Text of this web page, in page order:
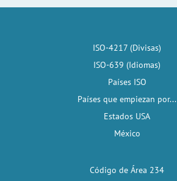
ISO-4217 (Divisas)
ISO-639 (Idiomas)
Países ISO
Países que empiezan por...
Estados USA
México
Código de Área 234